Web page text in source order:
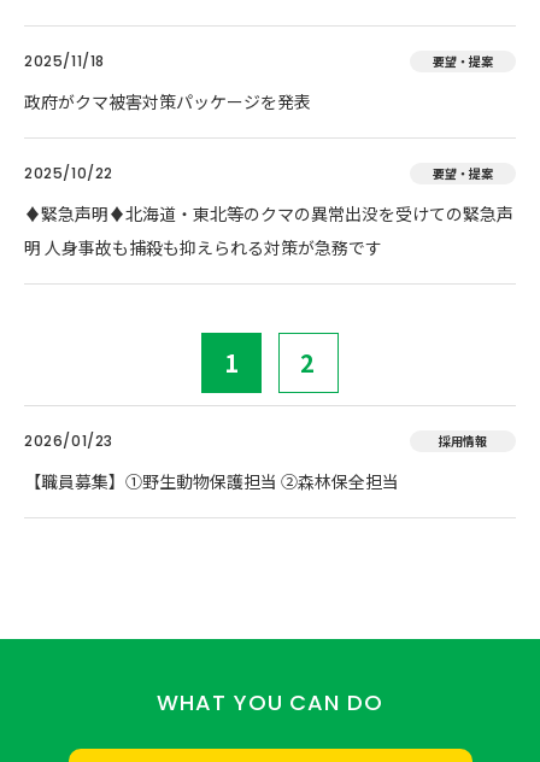
2025/11/18 要望・提案
政府がクマ被害対策パッケージを発表
2025/10/22 要望・提案
♦️緊急声明♦️北海道・東北等のクマの異常出没を受けての緊急声
明 人身事故も捕殺も抑えられる対策が急務です
1 2
2026/01/23 採用情報
【職員募集】①野生動物保護担当 ②森林保全担当
WHAT YOU CAN DO